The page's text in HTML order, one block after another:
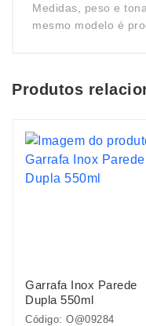
Medidas, peso e
mesmo modelo é
Produtos
Garrafa Inox Parede
Dupla 550ml
Código: O@09284